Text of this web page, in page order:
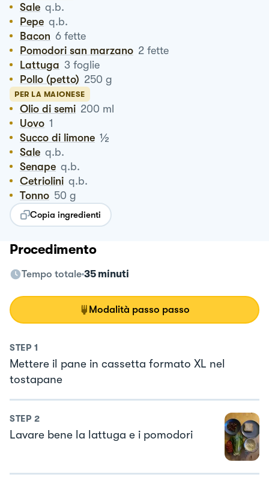
Sale q.b.
Pepe q.b.
Bacon 6 fette
Pomodori san marzano 2 fette
Lattuga 3 foglie
Pollo (petto) 250 g
PER LA MAIONESE
Olio di semi 200 ml
Uovo 1
Succo di limone ½
Sale q.b.
Senape q.b.
Cetriolini q.b.
Tonno 50 g
Copia ingredienti
Procedimento
Tempo totale 35 minuti
Modalità passo passo
STEP 1
Mettere il pane in cassetta formato XL nel
tostapane
STEP 2
Lavare bene la lattuga e i pomodori